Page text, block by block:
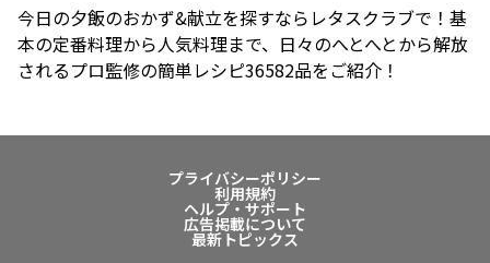
今日の夕飯のおかず&献立を探すならレタスクラブで！基
本の定番料理から人気料理まで、日々のへとへとから解放
されるプロ監修の簡単レシピ36582品をご紹介！
プライバシーポリシー
利用規約
ヘルプ・サポート
広告掲載について
最新トピックス